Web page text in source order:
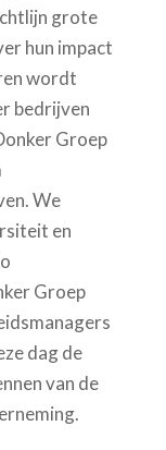
grote
hun impact
wordt
bedrijven
Groep
We
en
Groep
dag de
van de